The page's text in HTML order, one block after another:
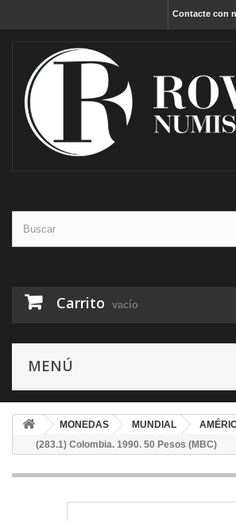
Contacte con
Carrito vacío
MENÚ
MONEDAS MUNDIAL
(283.1) Colombia. 1990. 50 Pesos (MBC)